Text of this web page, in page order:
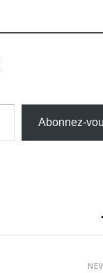
Abonnez-